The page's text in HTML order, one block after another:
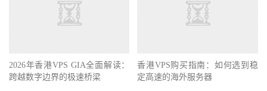
2026年香港VPS GIA全面解读：
跨越数字边界的极速桥梁
香港VPS购买指南：如何选到稳
定高速的海外服务器